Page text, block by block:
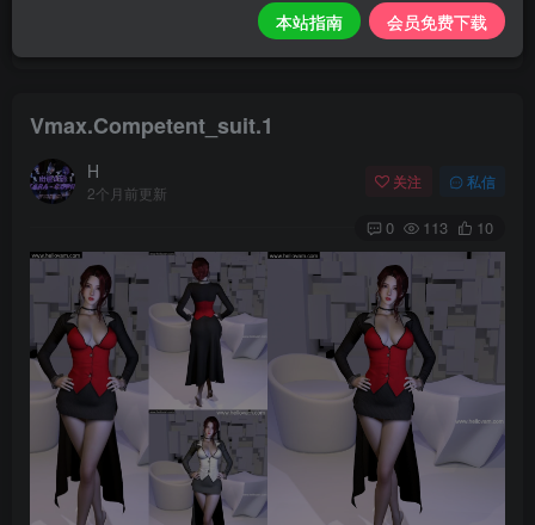
3.有任何问题请联系客服或评论留言。
Vmax.Competent_suit.1
H
2个月前更新
关注 私信
0 113 10
本站指南 会员免费下载